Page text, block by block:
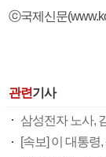
ⓒ국제신문
관련기사
삼성전자 노사,
[속보] 이 대통